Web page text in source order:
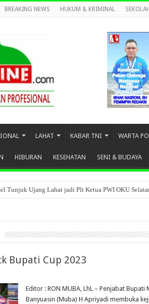
BREAKING NEWS HUKUM & KRIMINAL
LAHAT KABAR TNI WARTA
HIBURAN KESEHATAN SENI & BUDAYA
Tunjuk Ujang Lahat jadi Plt Ketua PWI OKU
Bupati Cup 2023
Editor : RON MUBA, LhL – Penjabat Bupati
Banyuasin (Muba) H Apriyadi membuka